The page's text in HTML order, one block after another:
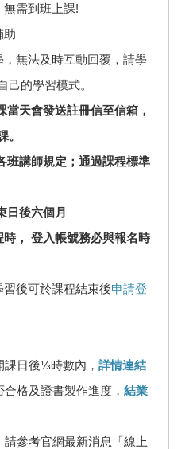
需到班上課!
助
無法及時互動回覆，請學
己的學習模式。
當天會發送註冊信至信箱，
。
班講師規定；通過課程標準
日後六個月
， 登入帳號務必與報名時
後可於課程結束後申請登
課日後⅓時數內， 詳情連結
格及證書製作進度， 結業
參考官網最新消息「線上